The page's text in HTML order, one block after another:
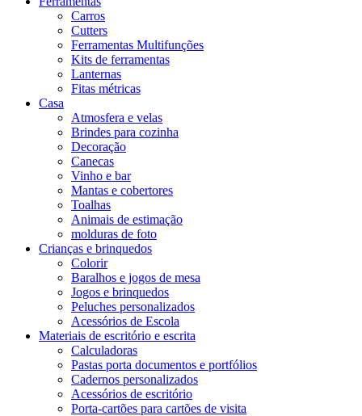
Carros
Cutters
Ferramentas Multifunções
Kits de ferramentas
Lanternas
Fitas métricas
Casa
Atmosfera e velas
Brindes para cozinha
Decoração
Canecas
Vinho e bar
Mantas e cobertores
Toalhas
Animais de estimação
molduras de foto
Crianças e brinquedos
Colorir
Baralhos e jogos de mesa
Jogos e brinquedos
Peluches personalizados
Acessórios de Escola
Materiais de escritório e escrita
Calculadoras
Pastas porta documentos e portfólios
Cadernos personalizados
Acessórios de escritório
Porta-cartões para cartões de visita